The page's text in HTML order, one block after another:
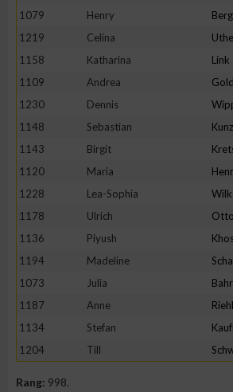
1079
Henry Berg
1219
Celina
1158
Katharina Link
1109
Andrea
1230
Dennis
1148
Sebastian
1143
Birgit
1120
Maria
1228
Lea-Sophia
1178
Ulrich Otto
1136
Piyush
1194
Madeline
1073
Julia Bahr
1187
Anne Riehl
1134
Stefan
1204
Till
Rang: 998.
IAB-Besonderheiten:
Geräte anhand von aktiv
Nicht-IAB-Verarbeitungszwecke:
Notwendig
Performance
Funktional